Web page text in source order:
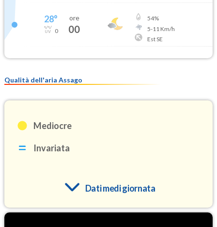
28°
0
ore
00
54%
5-11 Km/h
Est SE
Qualità dell'aria Assago
Mediocre
Invariata
Dati medi giornata